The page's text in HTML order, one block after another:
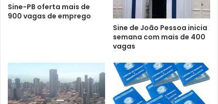
Sine-PB oferta mais de
900 vagas de emprego
Sine de João Pessoa inicia
semana com mais de 400
vagas